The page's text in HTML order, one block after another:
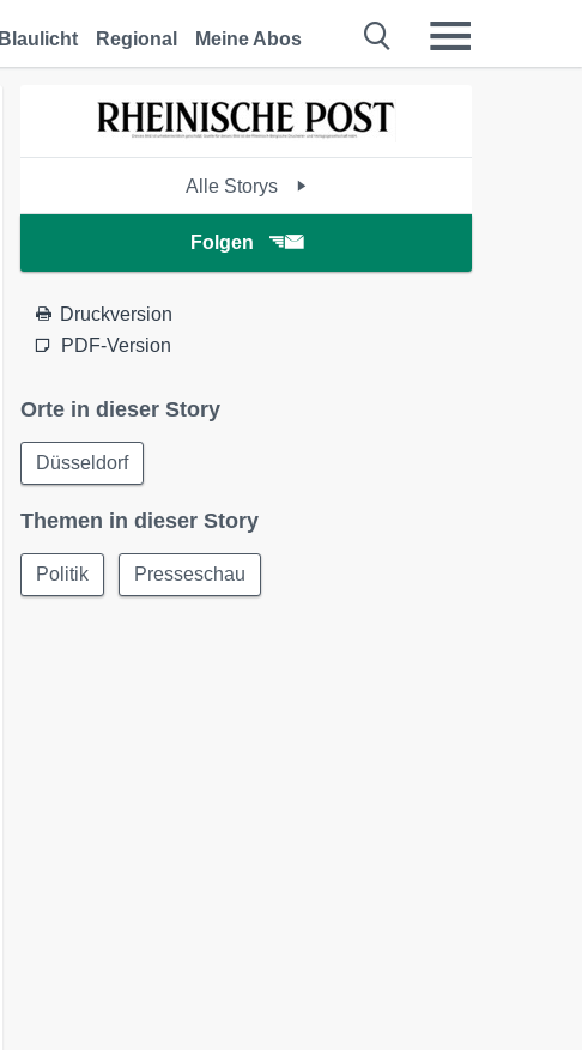
Blaulicht Regional Meine Abos
Alle Storys
Folgen
Druckversion
PDF-Version
Orte in dieser Story
Düsseldorf
Themen in dieser Story
Politik Presseschau